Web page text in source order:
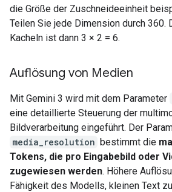
die Größe der Zuschneideeinheit
Teilen Sie jede Dimension durch 360.
Kacheln ist dann 3 × 2 = 6.
Auflösung von Medien
Mit Gemini 3 wird mit dem Parameter
eine detaillierte Steuerung der
Bildverarbeitung eingeführt. Der
media_resolution bestimmt die
Tokens, die pro Eingabebild oder
zugewiesen werden. Höhere
Fähigkeit des Modells, kleinen Text